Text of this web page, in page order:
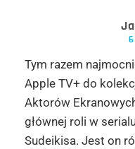
6
Tym razem
Apple TV+ do
Aktorów
głównej roli w
Sudeikisa. Jest on